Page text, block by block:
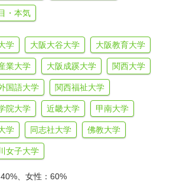
・本気
学 大阪大谷大学 大阪教育大学
業大学 大阪成蹊大学 関西大学
国語大学 関西福祉大学
院大学 近畿大学 甲南大学
学 同志社大学 佛教大学
女子大学
、女性：60%